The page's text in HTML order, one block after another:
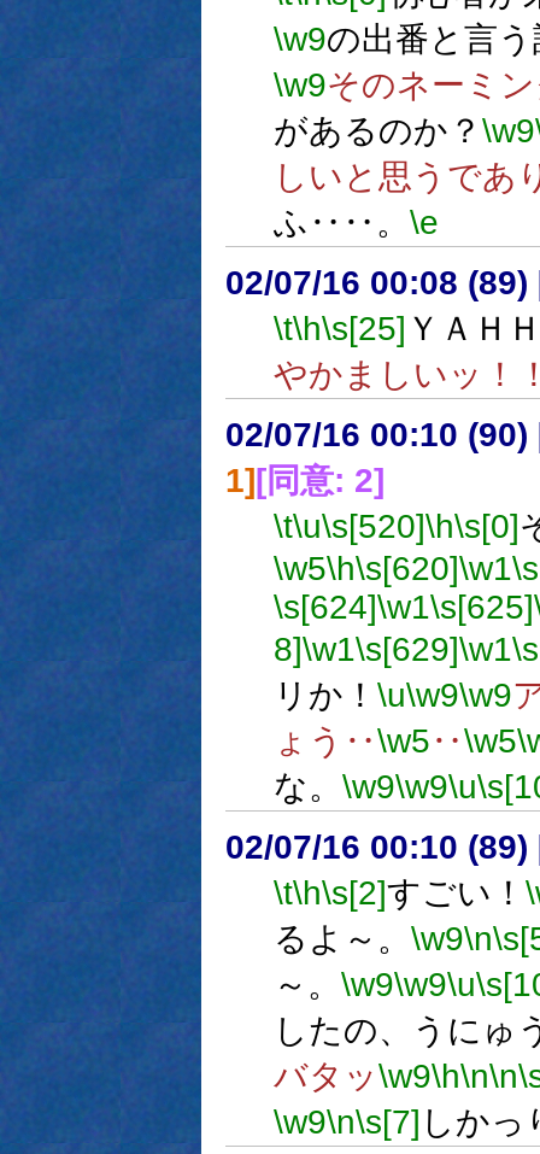
\w9の出番と言
\w9そのネーミ
があるのか？ \w9
しいと思うであ
ふ‥‥。 \e
02/07/16 00:08 (89)
\t\h\s[25] ＹＡＨ
やかましいッ！
02/07/16 00:10 (90)
1][同意: 2]
\t\u\s[520]\h\s[0]
\w5\h\s[620]\w1
\s[624]\w1\s[625]
8]\w1\s[629]\w1
リか！ \u\w9\w9
ょう‥\w5‥\w5
な。 \w9\w9\u
02/07/16 00:10 (89)
\t\h\s[2]すごい！
るよ～。 \w9\n
～。 \w9\w9\u
したの、うにゅ
バタッ\w9\h\n\n
\w9\n\s[7] しかっ